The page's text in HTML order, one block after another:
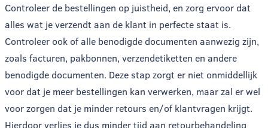
Controleer de bestellingen op juistheid, en zorg ervoor dat
alles wat je verzendt aan de klant in perfecte staat is.
Controleer ook of alle benodigde documenten aanwezig zijn,
zoals facturen, pakbonnen, verzendetiketten en andere
benodigde documenten. Deze stap zorgt er niet onmiddellijk
voor dat je meer bestellingen kan verwerken, maar zal er wel
voor zorgen dat je minder retours en/of klantvragen krijgt.
Hierdoor verlies je dus minder tijd aan retourbehandeling